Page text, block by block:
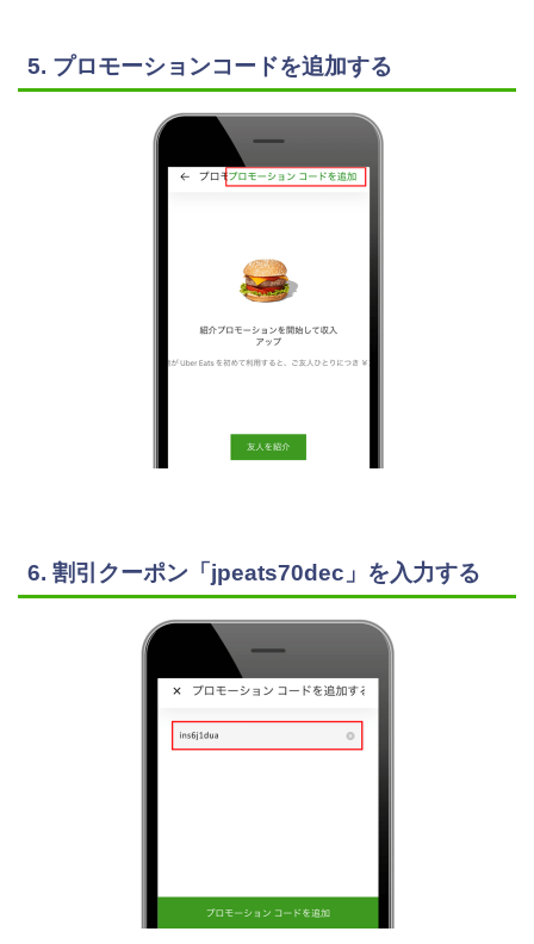
5. プロモーションコードを追加する
6. 割引クーポン「jpeats70dec」を入力する